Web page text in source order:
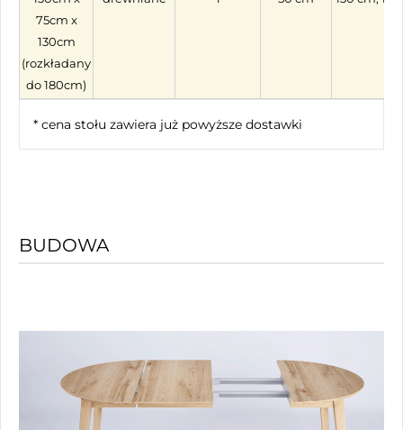
75cm x
130cm
(rozkładany
do 180cm)
* cena stołu zawiera już powyższe dostawki
BUDOWA